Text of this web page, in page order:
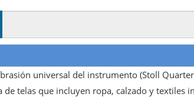
universal del instrumento (Stoll
telas que incluyen ropa, calzado y textiles